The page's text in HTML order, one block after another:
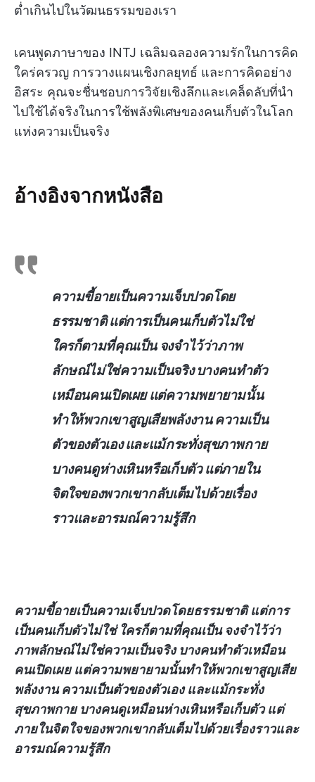
ต่ำเกินไปในวัฒนธรรมของเรา
เคนพูดภาษาของ INTJ เฉลิมฉลองความรักในการคิด
ใคร่ครวญ การวางแผนเชิงกลยุทธ์ และการคิดอย่าง
อิสระ คุณจะชื่นชอบการวิจัยเชิงลึกและเคล็ดลับที่นำ
ไปใช้ได้จริงในการใช้พลังพิเศษของคนเก็บตัวในโลก
แห่งความเป็นจริง
อ้างอิงจากหนังสือ
ความขี้อายเป็นความเจ็บปวดโดย
ธรรมชาติ แต่การเป็นคนเก็บตัวไม่ใช่
ใครก็ตามที่คุณเป็น จงจำไว้ว่าภาพ
ลักษณ์ไม่ใช่ความเป็นจริง บางคนทำตัว
เหมือนคนเปิดเผย แต่ความพยายามนั้น
ทำให้พวกเขาสูญเสียพลังงาน ความเป็น
ตัวของตัวเอง และแม้กระทั่งสุขภาพกาย
บางคนดูห่างเหินหรือเก็บตัว แต่ภายใน
จิตใจของพวกเขากลับเต็มไปด้วยเรื่อง
ราวและอารมณ์ความรู้สึก
ความขี้อายเป็นความเจ็บปวดโดยธรรมชาติ แต่การ
เป็นคนเก็บตัวไม่ใช่ ใครก็ตามที่คุณเป็น จงจำไว้ว่า
ภาพลักษณ์ไม่ใช่ความเป็นจริง บางคนทำตัวเหมือน
คนเปิดเผย แต่ความพยายามนั้นทำให้พวกเขาสูญเสีย
พลังงาน ความเป็นตัวของตัวเอง และแม้กระทั่ง
สุขภาพกาย บางคนดูเหมือนห่างเหินหรือเก็บตัว แต่
ภายในจิตใจของพวกเขากลับเต็มไปด้วยเรื่องราวและ
อารมณ์ความรู้สึก